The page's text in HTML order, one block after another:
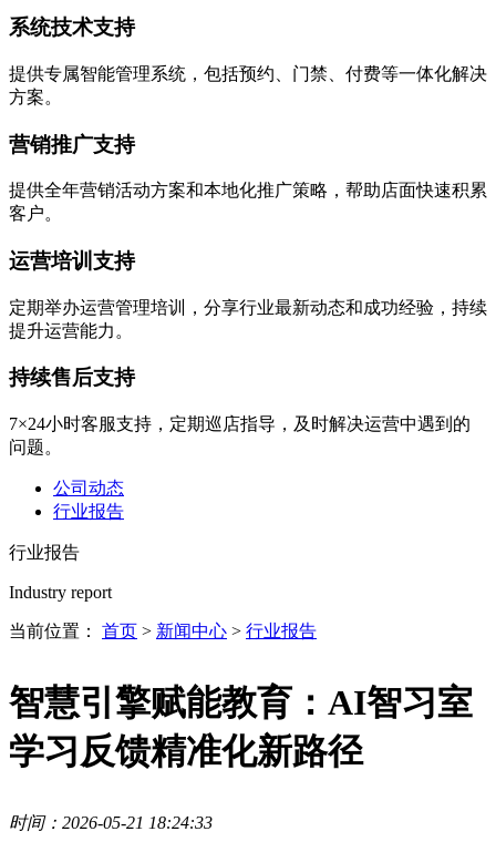
系统技术支持
提供专属智能管理系统，包括预约、门禁、付费等一体化解决
方案。
营销推广支持
提供全年营销活动方案和本地化推广策略，帮助店面快速积累
客户。
运营培训支持
定期举办运营管理培训，分享行业最新动态和成功经验，持续
提升运营能力。
持续售后支持
7×24小时客服支持，定期巡店指导，及时解决运营中遇到的
问题。
公司动态
行业报告
行业报告
Industry report
当前位置： 首页 > 新闻中心 > 行业报告
智慧引擎赋能教育：AI智习室
学习反馈精准化新路径
时间：2026-05-21 18:24:33